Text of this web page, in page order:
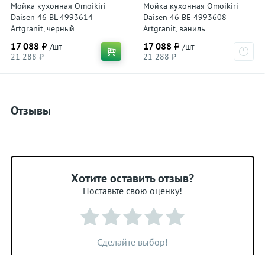
Мойка кухонная Omoikiri
Daisen 46 BL 4993614
Artgranit, черный
17 088 ₽ /шт
21 288 ₽
Мойка кухонная Omoikiri
Daisen 46 BE 4993608
Artgranit, ваниль
17 088 ₽ /шт
21 288 ₽
Отзывы
Хотите оставить отзыв?
Поставьте свою оценку!
Сделайте выбор!